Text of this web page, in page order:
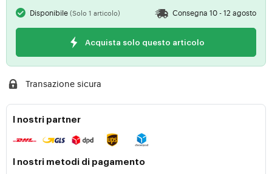
Disponibile(Solo 1 articolo) Consegna 10 - 12 agosto
Acquista solo questo articolo
Transazione sicura
I nostri partner
I nostri metodi di pagamento